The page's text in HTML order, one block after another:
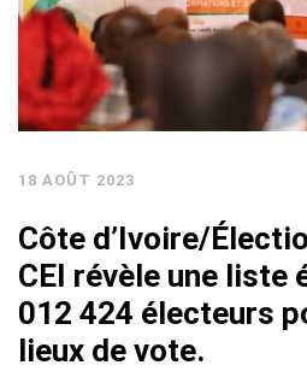
18 AOÛT 2023
Côte d’Ivoire/
CEI révèle une liste
012 424 électeurs
lieux de vote.